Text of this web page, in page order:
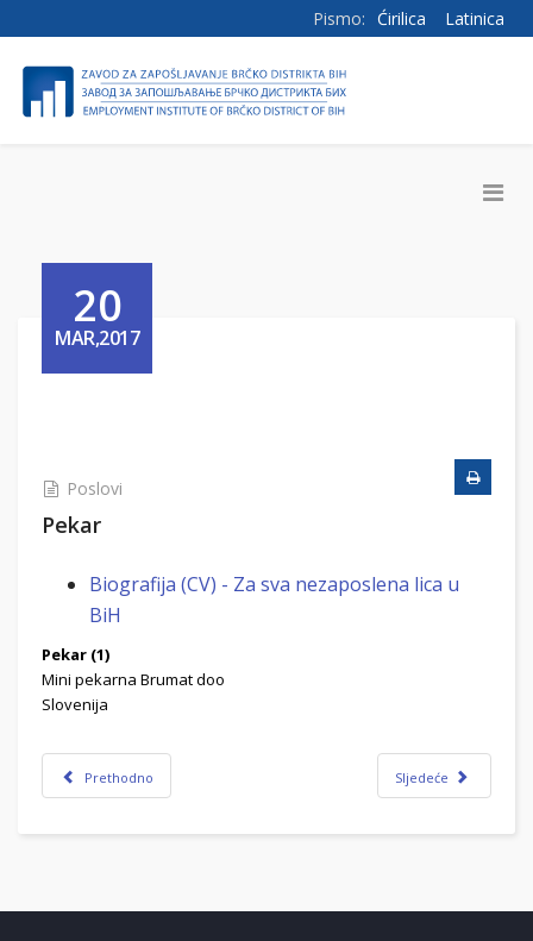
Pismo: Ćirilica Latinica
20
MAR,2017
Poslovi
Pekar
Biografija (CV) - Za sva nezaposlena lica u
BiH
Pekar (1)
Mini pekarna Brumat doo
Slovenija
Prethodno Sljedeće